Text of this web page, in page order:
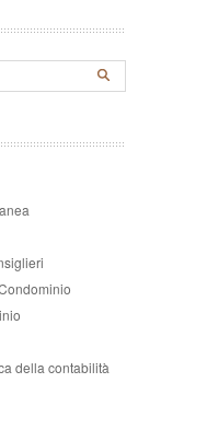
della contabilità